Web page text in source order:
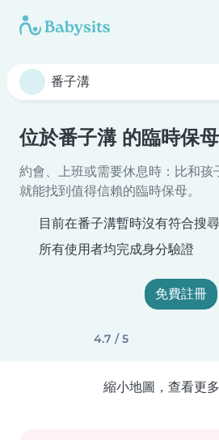
位於番子溝 的臨時保母
約會、上班或需要休息時：比和孩
就能找到值得信賴的臨時保母。
目前在番子溝暫時沒有符合搜
所有使用者均完成身分驗證
免費註冊
4.7 / 5
縮小地圖，查看更多